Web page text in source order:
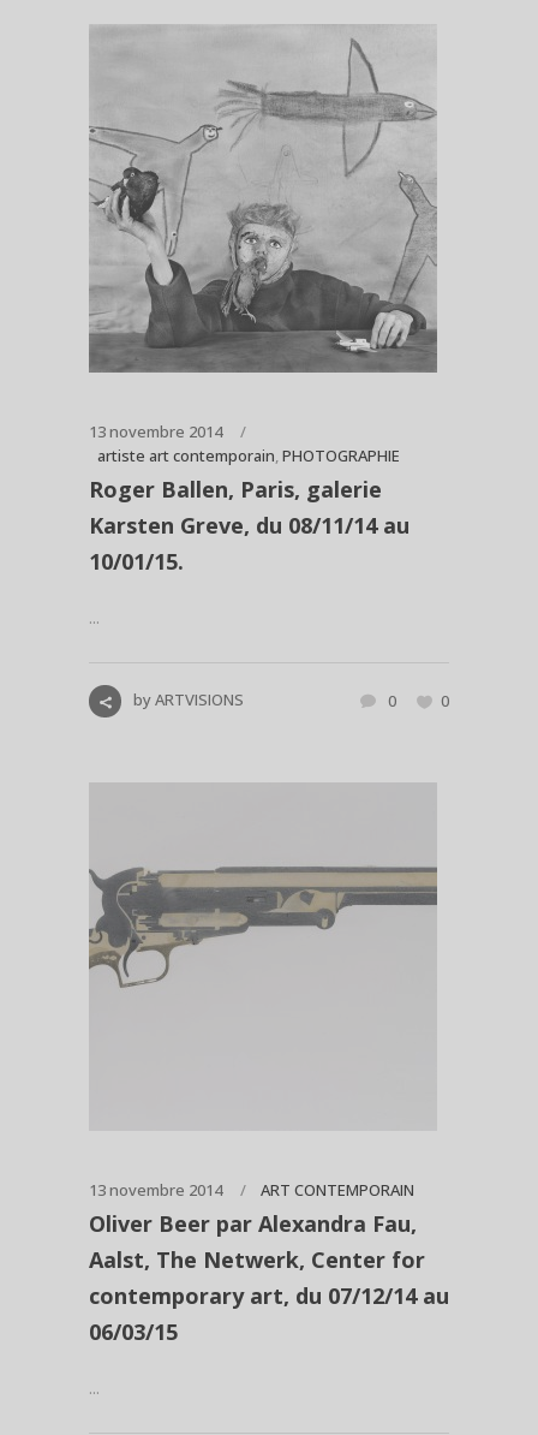
13 novembre 2014
artiste art contemporain,PHOTOGRAPHIE
Roger Ballen, Paris, galerie
Karsten Greve, du 08/11/14 au
10/01/15.
...
byARTVISIONS 0 0
13 novembre 2014 ART CONTEMPORAIN
Oliver Beer par Alexandra Fau,
Aalst, The Netwerk, Center for
contemporary art, du 07/12/14 au
06/03/15
...